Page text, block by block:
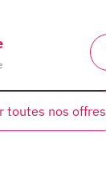
toutes nos offres